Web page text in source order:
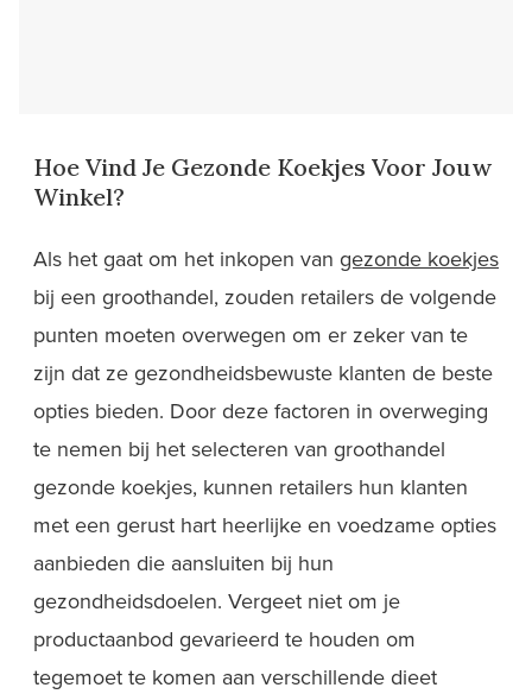
Hoe Vind Je Gezonde Koekjes Voor Jouw
Winkel?
Als het gaat om het inkopen van gezonde koekjes
bij een groothandel, zouden retailers de volgende
punten moeten overwegen om er zeker van te
zijn dat ze gezondheidsbewuste klanten de beste
opties bieden. Door deze factoren in overweging
te nemen bij het selecteren van groothandel
gezonde koekjes, kunnen retailers hun klanten
met een gerust hart heerlijke en voedzame opties
aanbieden die aansluiten bij hun
gezondheidsdoelen. Vergeet niet om je
productaanbod gevarieerd te houden om
tegemoet te komen aan verschillende dieet